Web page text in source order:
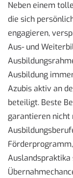
Neben einem
die sich
engagieren,
Aus- und
Ausbildung
Azubis aktiv an
beteiligt. Beste
garantieren nicht